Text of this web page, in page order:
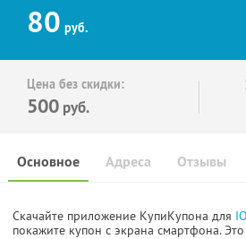
80 руб.
Цена без скидки:
500 руб.
Основное Отзывы
Адреса
Скачайте приложение КупиКупона для
покажите купон с экрана смартфона.